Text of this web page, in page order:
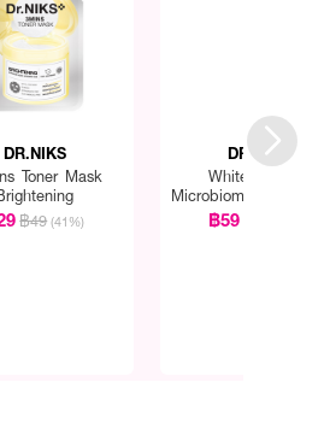
DR.NIKS
Toner Mask
฿49 (41%)
DR.NIKS
White Booster
Microbiome-Mixed
฿59